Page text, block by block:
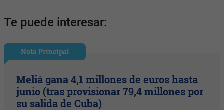
Te puede interesar:
Nota Principal
Meliá gana 4,1 millones de euros hasta
junio (tras provisionar 79,4 millones por
su salida de Cuba)